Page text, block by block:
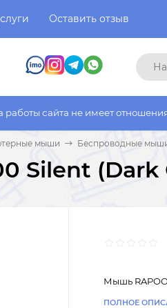
Оставить отзыв
не имеет отношения к
мыши Беспроводные
Silent (Dark
Мышь
ПОЛНОЕ